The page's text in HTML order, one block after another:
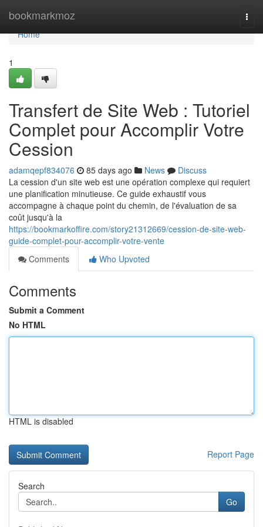
bookmarkmoz
Home
Home
1
Transfert de Site Web : Tutoriel
Complet pour Accomplir Votre
Cession
adamqepf834076 85 days ago News
Discuss
La cession d'un site web est une opération complexe qui requiert
une planification minutieuse. Ce guide exhaustif vous
accompagne à chaque point du chemin, de l'évaluation de sa
coût jusqu'à la
https://bookmarkoffire.com/story21312669/cession-de-site-web-
guide-complet-pour-accomplir-votre-vente
Comments
Who Upvoted
Comments
Submit a Comment
No HTML
HTML is disabled
Report Page
Search
Go